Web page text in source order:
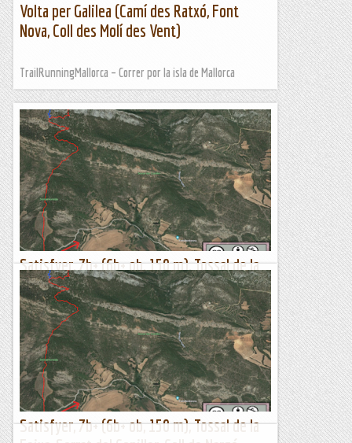
Volta per Galilea (Camí des Ratxó, Font
Nova, Coll des Molí des Vent)
TrailRunningMallorca – Correr por la isla de Mallorca
Satisfyer, 7b+ (6b+ ob, 150 m), Tossal de la
Feixa, Serrat del Coniller, Coll de Nargó
Feia temps que la teníem al tinter, com d'altres d'aquest
parell de dos (Montse i Emili), així que amb Ioli ens hi
posem. I les expectatives, com sempre, quedaran més que...
Lo gall
Satisfyer, 7b+ (6b+ ob, 150 m), Tossal de la